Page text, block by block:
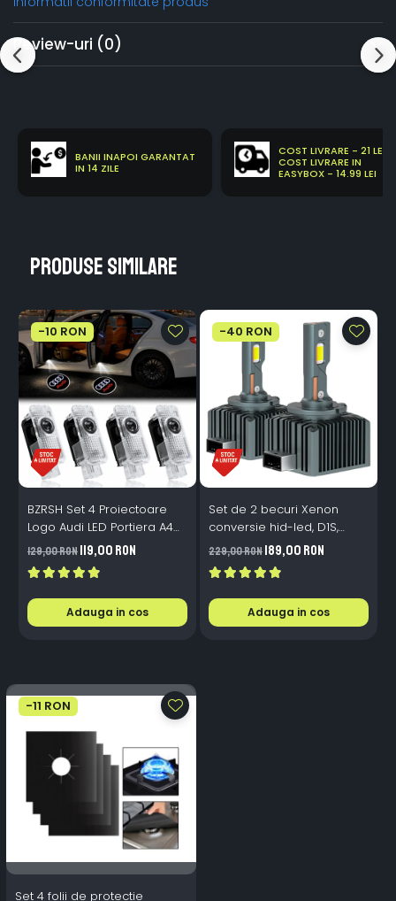
Review-uri (0)
BANII INAPOI GARANTAT
IN 14 ZILE
COST LIVRARE - 21 LEI
COST LIVRARE IN
EASYBOX - 14.99 LEI
Produse similare
-10 RON
BZRSH Set 4 Proiectoare
Logo Audi LED Portiera A4
A5 A6 A7 A8 Q3 Q5 Q7 - 12V
5W Plug & Play
129,00 RON119,00 RON
Adauga in cos
-40 RON
Set de 2 becuri Xenon
conversie hid-led, D1S,
120W, 12.000lm, Canbus,
Miez Cupru, Radiator
Aluminiu, Premium, Alb
Rece
229,00 RON189,00 RON
Adauga in cos
-11 RON
Set 4 folii de protectie